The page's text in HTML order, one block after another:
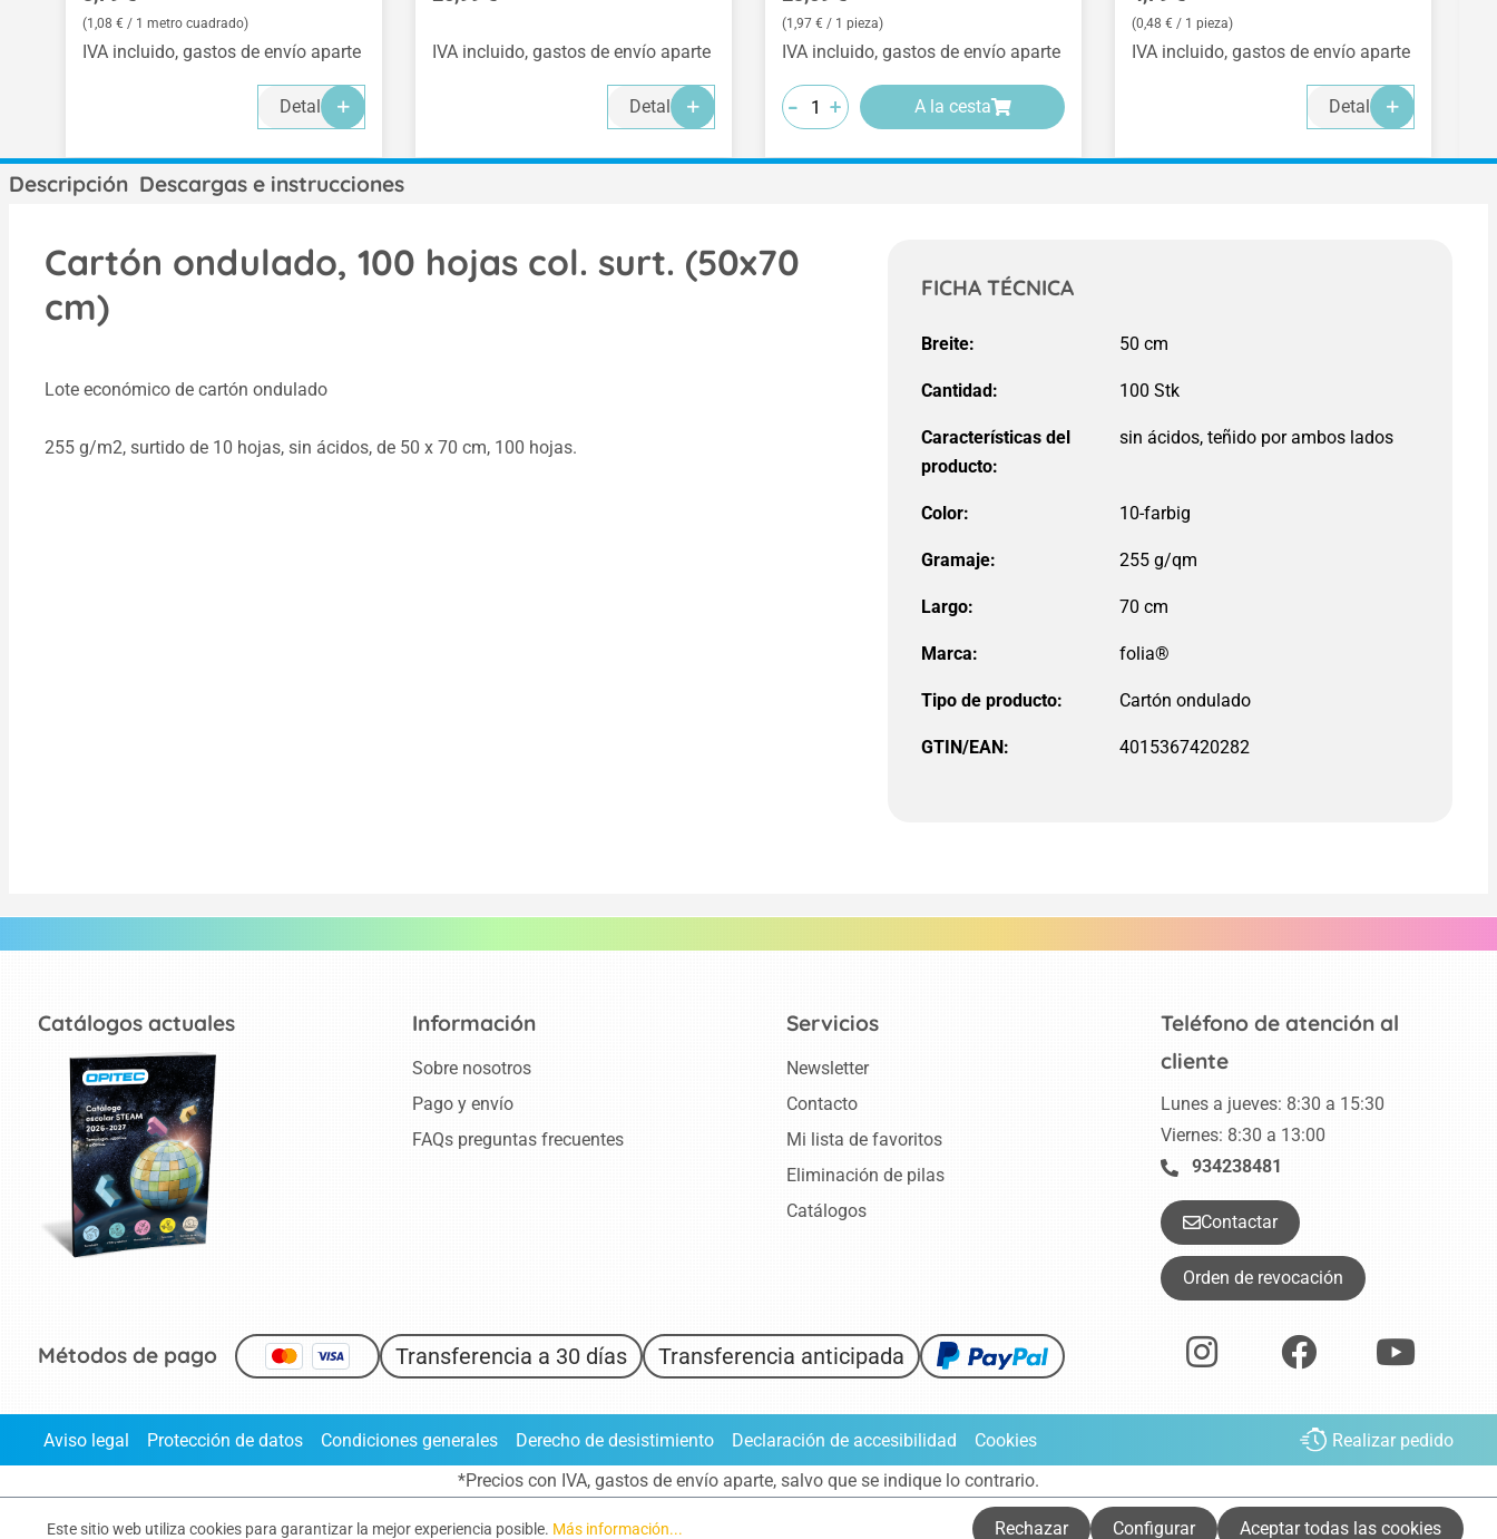
(1,08 € / 1 metro cuadrado)
IVA incluido, gastos de envío aparte
Detalles
IVA incluido, gastos de envío aparte
Detalles
(1,97 € / 1 pieza)
IVA incluido, gastos de envío aparte
-
-
- +
+
+ A la cesta
(0,48 € / 1 pieza)
IVA incluido, gastos de envío aparte
Detalles
Descripción Descargas e instrucciones
Cartón ondulado, 100 hojas col. surt. (50x70
cm)
Lote económico de cartón ondulado
255 g/m2, surtido de 10 hojas, sin ácidos, de 50 x 70 cm, 100 hojas.
FICHA TÉCNICA
Breite: 50 cm
Cantidad:
Características del
producto:
sin ácidos, teñido por ambos lados
Color:
Gramaje: 255 g/qm
Largo: 70 cm
Marca: folia®
Tipo de producto:
GTIN/EAN: 4015367420282
Catálogos actuales
Teléfono de atención al
cliente
Lunes a jueves: 8:30 a 15:30
Viernes: 8:30 a 13:00
934238481
Contactar
Orden de revocación
Información
Sobre nosotros
Pago y envío
FAQs preguntas frecuentes
Servicios
Newsletter
Contacto
Mi lista de favoritos
Eliminación de pilas
Catálogos
Métodos de pago Transferencia a 30 días Transferencia anticipada
Aviso legal Protección de datos Condiciones generales Derecho de desistimiento Declaración de accesibilidad Cookies
Realizar pedido
*Precios con IVA, gastos de envío aparte, salvo que se indique lo contrario.
Este sitio web utiliza cookies para garantizar la mejor experiencia posible. Más información... Rechazar Configurar Aceptar todas las cookies